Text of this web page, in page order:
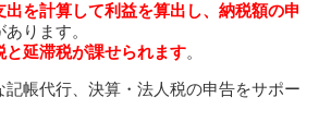
出を計算して利益を算出し、納税額の申
あります。
と延滞税が課せられます。
帳代行、決算・法人税の申告をサポー